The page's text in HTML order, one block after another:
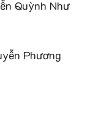
Quỳnh Như
Phương